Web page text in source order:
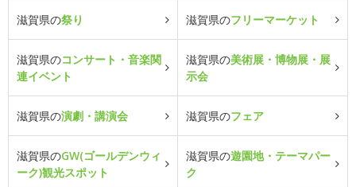
滋賀県の祭り 滋賀県のフリーマーケット
滋賀県のコンサート・音楽関
連イベント
滋賀県の美術展・博物展・展
示会
滋賀県の演劇・講演会 滋賀県のフェア
滋賀県のGW(ゴールデンウィ
ーク)観光スポット
滋賀県の遊園地・テーマパー
ク